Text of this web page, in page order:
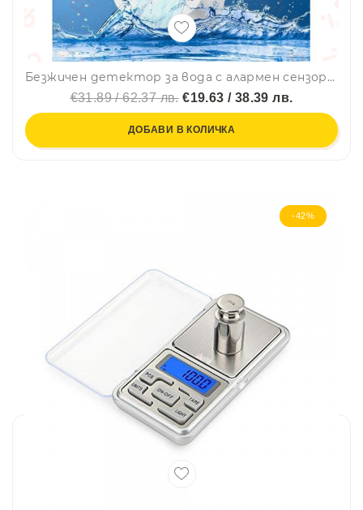
Безжичен детектор за вода с алармен сензор SmartHome
€31.89 / 62.37 лв.€19.63 / 38.39 лв.
ДОБАВИ В КОЛИЧКА
-42%